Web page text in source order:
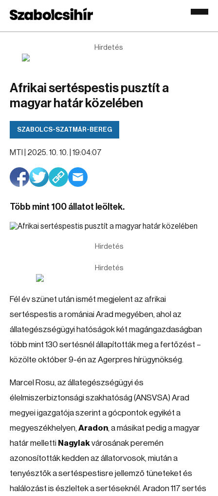
Hirdetés
Afrikai sertéspestis pusztít a
magyar határ közelében
SZABOLCS-SZATMÁR-BEREG
MTI | 2025. 10. 10. | 19:04:07
Több mint 100 állatot leöltek.
Hirdetés
Hirdetés
Fél év szünet után ismét megjelent az afrikai
sertéspestis a romániai Arad megyében, ahol az
állategészségügyi hatóságok két magángazdaságban
több mint 130 sertésnél állapították meg a fertőzést –
közölte október 9-én az Agerpres hírügynökség.
Marcel Rosu, az állategészségügyi és
élelmiszerbiztonsági szakhatóság (ANSVSA) Arad
megyei igazgatója szerint a gócpontok egyikét a
megyeszékhelyen, Aradon, a másikat pedig a magyar
határ melletti Nagylakvárosának peremén
azonosították kedden az állatorvosok, miután a
tenyésztők a sertéspestisre jellemző tüneteket és
halálozást is észleltek a sertéseknél. Aradon 117 sertés